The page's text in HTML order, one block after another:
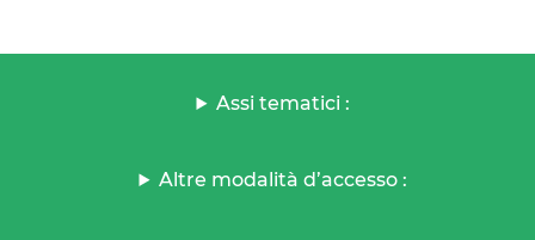
Assi tematici :
Altre modalità d’accesso :